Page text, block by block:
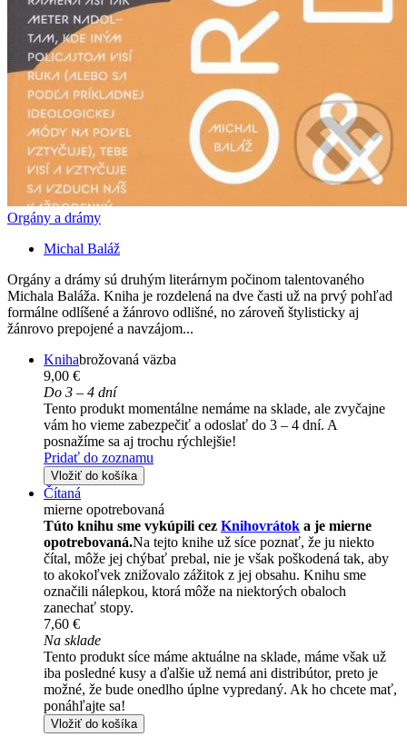
Orgány a drámy
Michal Baláž
Orgány a drámy sú druhým literárnym počinom talentovaného
Michala Baláža. Kniha je rozdelená na dve časti už na prvý pohľad
formálne odlíšené a žánrovo odlišné, no zároveň štylisticky aj
žánrovo prepojené a navzájom...
Knihabrožovaná väzba
9,00 €
Do 3 – 4 dní
Tento produkt momentálne nemáme na sklade, ale zvyčajne
vám ho vieme zabezpečiť a odoslať do 3 – 4 dní. A
posnažíme sa aj trochu rýchlejšie!
Pridať do zoznamu
Vložiť do košíka
Čítaná
mierne opotrebovaná
Túto knihu sme vykúpili cez Knihovrátok a je mierne
opotrebovaná.Na tejto knihe už síce poznať, že ju niekto
čítal, môže jej chýbať prebal, nie je však poškodená tak, aby
to akokoľvek znižovalo zážitok z jej obsahu. Knihu sme
označili nálepkou, ktorá môže na niektorých obaloch
zanechať stopy.
7,60 €
Na sklade
Tento produkt síce máme aktuálne na sklade, máme však už
iba posledné kusy a ďalšie už nemá ani distribútor, preto je
možné, že bude onedlho úplne vypredaný. Ak ho chcete mať,
ponáhľajte sa!
Vložiť do košíka